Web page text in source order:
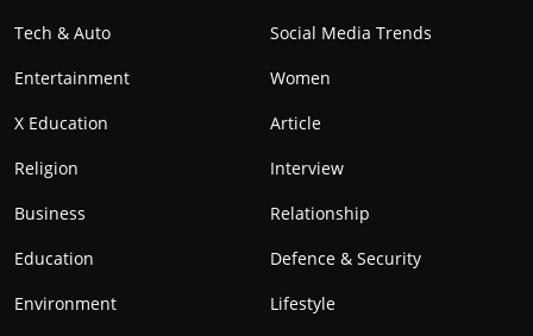
Tech & Auto
Social Media Trends
Entertainment
Women
X Education
Article
Religion
Interview
Business
Relationship
Education
Defence & Security
Environment
Lifestyle